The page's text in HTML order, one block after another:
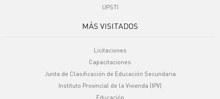
UPSTI
MÁS VISITADOS
Licitaciones
Capacitaciones
Junta de Clasificación de Educación Secundaria
Instituto Provincial de la Vivienda (IPV)
Educación